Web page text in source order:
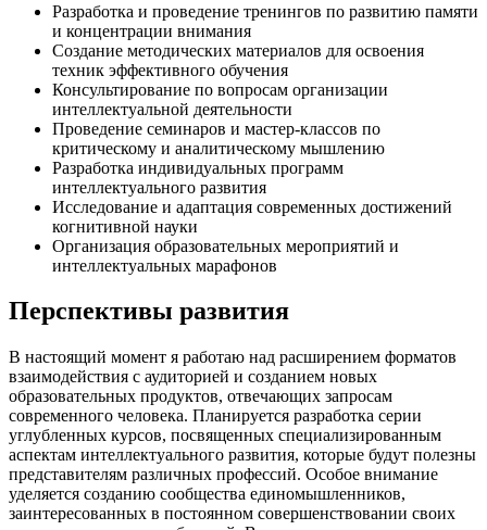
Разработка и проведение тренингов по развитию памяти
и концентрации внимания
Создание методических материалов для освоения
техник эффективного обучения
Консультирование по вопросам организации
интеллектуальной деятельности
Проведение семинаров и мастер-классов по
критическому и аналитическому мышлению
Разработка индивидуальных программ
интеллектуального развития
Исследование и адаптация современных достижений
когнитивной науки
Организация образовательных мероприятий и
интеллектуальных марафонов
Перспективы развития
В настоящий момент я работаю над расширением форматов
взаимодействия с аудиторией и созданием новых
образовательных продуктов, отвечающих запросам
современного человека. Планируется разработка серии
углубленных курсов, посвященных специализированным
аспектам интеллектуального развития, которые будут полезны
представителям различных профессий. Особое внимание
уделяется созданию сообщества единомышленников,
заинтересованных в постоянном совершенствовании своих